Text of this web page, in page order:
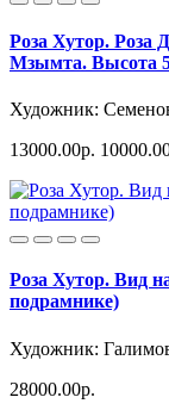
Роза Хутор. Роза
Мзымта. Высота
Художник:
13000.00р.
Роза Хутор. Вид
подрамнике)
Художник:
28000.00р.